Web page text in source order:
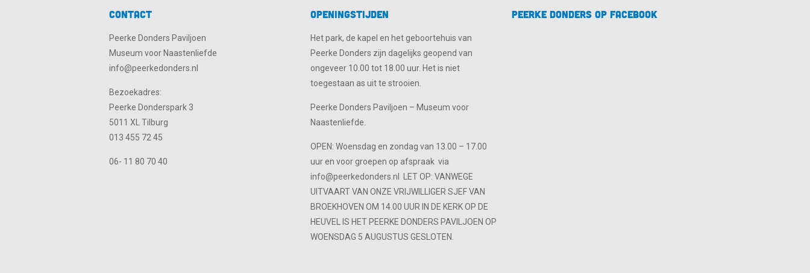
Contact
Peerke Donders Paviljoen
Museum voor Naastenliefde
info@peerkedonders.nl
Bezoekadres:
Peerke Donderspark 3
5011 XL Tilburg
013 455 72 45
06- 11 80 70 40
Openingstijden
Het park, de kapel en het geboortehuis van
Peerke Donders zijn dagelijks geopend van
ongeveer 10.00 tot 18.00 uur. Het is niet
toegestaan as uit te strooien.
Peerke Donders Paviljoen – Museum voor
Naastenliefde.
OPEN: Woensdag en zondag van 13.00 – 17.00
uur en voor groepen op afspraak via
info@peerkedonders.nl LET OP: VANWEGE
UITVAART VAN ONZE VRIJWILLIGER SJEF VAN
BROEKHOVEN OM 14.00 UUR IN DE KERK OP DE
HEUVEL IS HET PEERKE DONDERS PAVILJOEN OP
WOENSDAG 5 AUGUSTUS GESLOTEN.
Peerke Donders op Facebook